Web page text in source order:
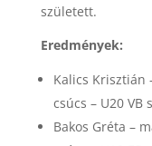
született.
Eredmények:
Kalics Krisztián
csúcs – U20 VB
Bakos Gréta –